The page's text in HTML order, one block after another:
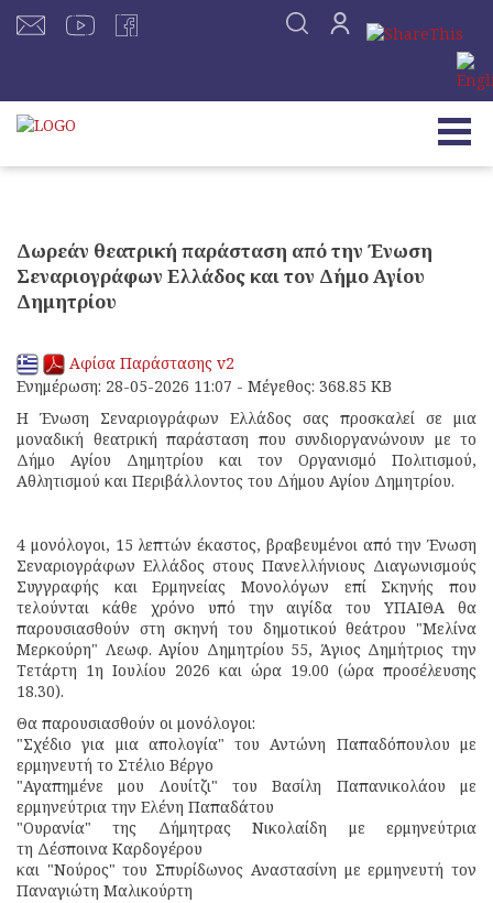
Δωρεάν θεατρική παράσταση από την Ένωση
Σεναριογράφων Ελλάδος και τον Δήμο Αγίου
Δημητρίου
Αφίσα Παράστασης v2
Ενημέρωση: 28-05-2026 11:07 - Μέγεθος: 368.85 KB
Η Ένωση Σεναριογράφων Ελλάδος σας προσκαλεί σε μια
μοναδική θεατρική παράσταση που συνδιοργανώνουν με το
Δήμο Αγίου Δημητρίου και τον Οργανισμό Πολιτισμού,
Αθλητισμού και Περιβάλλοντος του Δήμου Αγίου Δημητρίου.
4 μονόλογοι, 15 λεπτών έκαστος, βραβευμένοι από την Ένωση
Σεναριογράφων Ελλάδος στους Πανελλήνιους Διαγωνισμούς
Συγγραφής και Ερμηνείας Μονολόγων επί Σκηνής που
τελούνται κάθε χρόνο υπό την αιγίδα του ΥΠΑΙΘΑ θα
παρουσιασθούν στη σκηνή του δημοτικού θεάτρου "Μελίνα
Μερκούρη" Λεωφ. Αγίου Δημητρίου 55, Άγιος Δημήτριος την
Τετάρτη 1η Ιουλίου 2026 και ώρα 19.00 (ώρα προσέλευσης
18.30).
Θα παρουσιασθούν οι μονόλογοι:
"Σχέδιο για μια απολογία" του Αντώνη Παπαδόπουλου με
ερμηνευτή το Στέλιο Βέργο
"Αγαπημένε μου Λουίτζι" του Βασίλη Παπανικολάου με
ερμηνεύτρια την Ελένη Παπαδάτου
"Ουρανία" της Δήμητρας Νικολαίδη με ερμηνεύτρια
τη Δέσποινα Καρδογέρου
και "Νούρος" του Σπυρίδωνος Αναστασίνη με ερμηνευτή τον
Παναγιώτη Μαλικούρτη